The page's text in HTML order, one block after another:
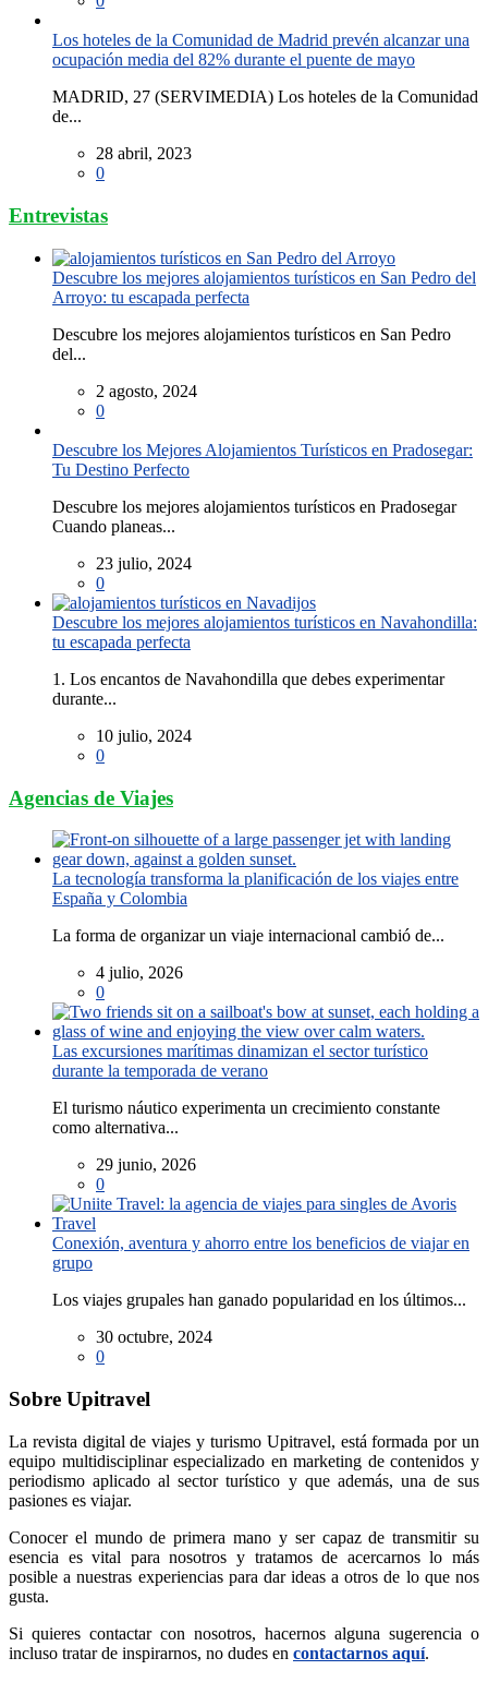
Los hoteles de la Comunidad de Madrid prevén alcanzar una
ocupación media del 82% durante el puente de mayo
MADRID, 27 (SERVIMEDIA) Los hoteles de la Comunidad
de...
28 abril, 2023
0
Entrevistas
Descubre los mejores alojamientos turísticos en San Pedro del
Arroyo: tu escapada perfecta
Descubre los mejores alojamientos turísticos en San Pedro
del...
2 agosto, 2024
0
Descubre los Mejores Alojamientos Turísticos en Pradosegar:
Tu Destino Perfecto
Descubre los mejores alojamientos turísticos en Pradosegar
Cuando planeas...
23 julio, 2024
0
Descubre los mejores alojamientos turísticos en Navahondilla:
tu escapada perfecta
1. Los encantos de Navahondilla que debes experimentar
durante...
10 julio, 2024
0
Agencias de Viajes
La tecnología transforma la planificación de los viajes entre
España y Colombia
La forma de organizar un viaje internacional cambió de...
4 julio, 2026
0
Las excursiones marítimas dinamizan el sector turístico
durante la temporada de verano
El turismo náutico experimenta un crecimiento constante
como alternativa...
29 junio, 2026
0
Conexión, aventura y ahorro entre los beneficios de viajar en
grupo
Los viajes grupales han ganado popularidad en los últimos...
30 octubre, 2024
0
Sobre Upitravel
La revista digital de viajes y turismo Upitravel, está formada por un
equipo multidisciplinar especializado en marketing de contenidos y
periodismo aplicado al sector turístico y que además, una de sus
pasiones es viajar.
Conocer el mundo de primera mano y ser capaz de transmitir su
esencia es vital para nosotros y tratamos de acercarnos lo más
posible a nuestras experiencias para dar ideas a otros de lo que nos
gusta.
Si quieres contactar con nosotros, hacernos alguna sugerencia o
incluso tratar de inspirarnos, no dudes en contactarnos aquí.